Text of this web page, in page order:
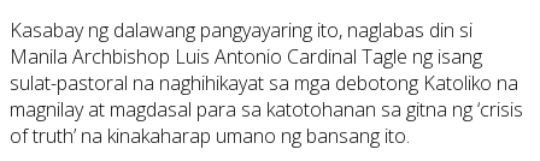
Kasabay ng dalawang pangyayaring ito, naglabas din si
Manila Archbishop Luis Antonio Cardinal Tagle ng isang
sulat-pastoral na naghihikayat sa mga debotong Katoliko na
magnilay at magdasal para sa katotohanan sa gitna ng ‘crisis
of truth’ na kinakaharap umano ng bansang ito.